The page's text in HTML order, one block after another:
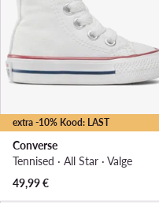
extra -10% Kood: LAST
Converse
Tennised · All Star · Valge
49,99€